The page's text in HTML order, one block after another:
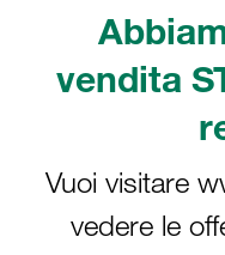
vendita
Vuoi visitare
vedere le
Inox - Parti di
Griglia